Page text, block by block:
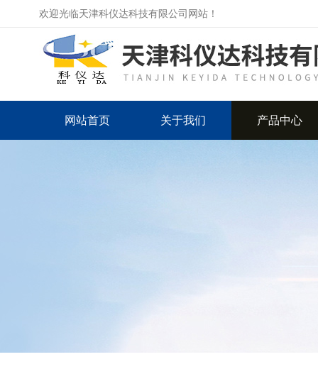
欢迎光临天津科仪达科技有限公司网站！
网站首页 关于我们 产品中心